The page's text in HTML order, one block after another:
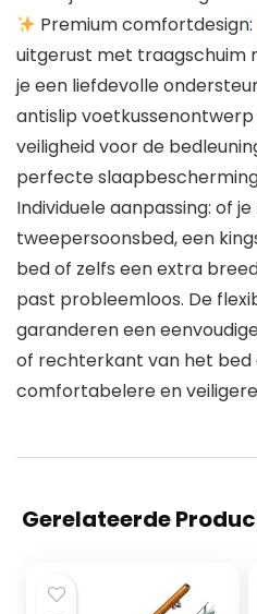
Premium comfortdesign:
uitgerust met traagschuim
je een liefdevolle
antislip
veiligheid voor de
perfecte
Individuele aanpassing: of
tweepersoonsbed, een
bed of zelfs een extra
past probleemloos. De
garanderen een
of rechterkant van het bed
comfortabelere en
Gerelateerde